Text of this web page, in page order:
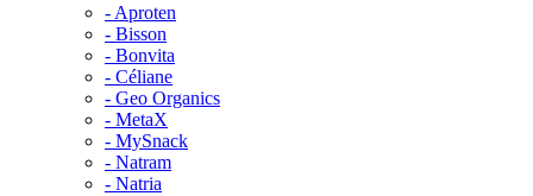
- Aproten
- Bisson
- Bonvita
- Céliane
- Geo Organics
- MetaX
- MySnack
- Natram
- Natria